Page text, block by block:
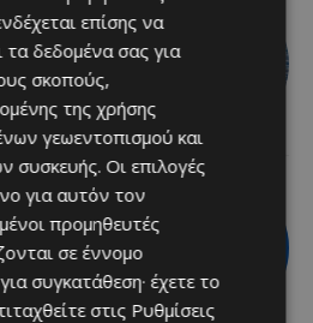
στον
κρασιά στην
τιμής
επίσης να
τα δεδομένα σας για
σκοπούς,
της χρήσης
γεωεντοπισμού και
συσκευής. Οι επιλογές
για αυτόν τον
προμηθευτές
σε έννομο
συγκατάθεση· έχετε το
στις Ρυθμίσεις